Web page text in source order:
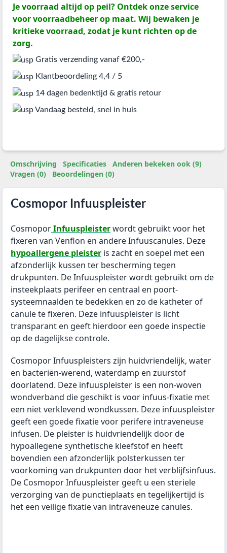
Je voorraad altijd op peil? Ontdek onze service
voor voorraadbeheer op maat. Wij bewaken je
kritieke voorraad, zodat je kunt richten op de
zorg.
Gratis verzending vanaf €200,-
Klantbeoordeling 4,4 / 5
14 dagen bedenktijd & gratis retour
Vandaag besteld, snel in huis
Omschrijving Specificaties
Anderen bekeken ook (9)
Vragen (0)
Beoordelingen (0)
Cosmopor Infuuspleister
CosmoporInfuuspleisterwordt gebruikt voor het
fixeren van Venflon en andere Infuuscanules. Deze
hypoallergene pleister is zacht en soepel met een
afzonderlijk kussen ter bescherming tegen
drukpunten. De Infuuspleister wordt gebruikt om de
insteekplaats perifeer en centraal en poort-
systeemnaalden te bedekken en zo de katheter of
canule te fixeren. Deze infuuspleister is licht
transparant en geeft hierdoor een goede inspectie
op de dagelijkse controle.
Cosmopor Infuuspleisters zijn huidvriendelijk, water
en bacteriën-werend, waterdamp en zuurstof
doorlatend. Deze infuuspleister is een non-woven
wondverband die geschikt is voor infuus-fixatie met
een niet verklevend wondkussen. Deze infuuspleister
geeft een goede fixatie voor perifere intraveneuse
infusen. De pleister is huidvriendelijk door de
hypoallegene synthetische kleefstof en heeft
bovendien een afzonderlijk polsterkussen ter
voorkoming van drukpunten door het verblijfsinfuus.
De Cosmopor Infuuspleister geeft u een steriele
verzorging van de punctieplaats en tegelijkertijd is
het een veilige fixatie van intraveneuze canules.